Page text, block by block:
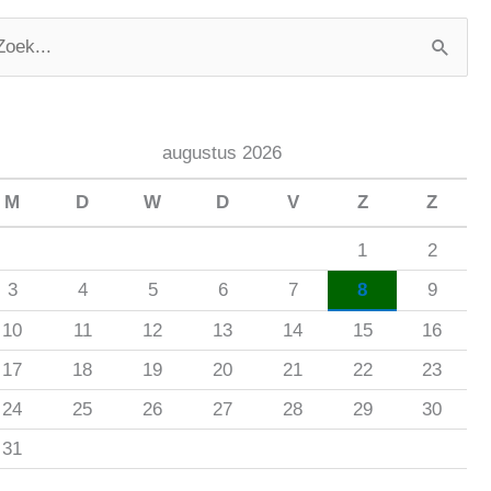
augustus 2026
M D W D V Z Z
1
2
3
4 5 6 7 8
9
10
11 12 13 14 15
16
17
18 19 20 21 22
23
24
25 26 27 28 29
30
31